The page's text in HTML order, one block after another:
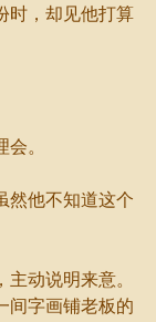
，却见他打算
。
他不知道这个
动说明来意。
间字画铺老板的